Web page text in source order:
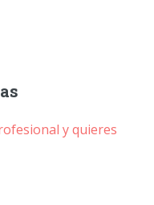
y quieres